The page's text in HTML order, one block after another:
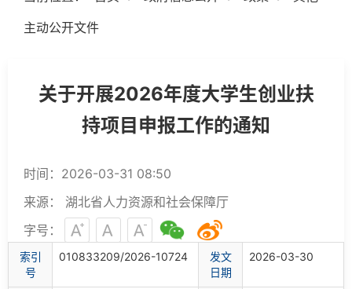
主动公开文件
关于开展2026年度大学生创业扶
持项目申报工作的通知
时间：2026-03-31 08:50
来源： 湖北省人力资源和社会保障厅
字号：
索引
号
010833209/2026-10724
发文
日期
2026-03-30